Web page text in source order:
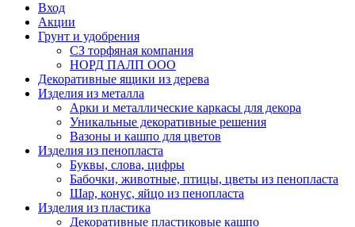
Вход
Акции
Грунт и удобрения
СЗ торфяная компания
НОРД ПАЛП ООО
Декоративные ящики из дерева
Изделия из металла
Арки и металлические каркасы для декора
Уникальные декоративные решения
Вазоны и кашпо для цветов
Изделия из пенопласта
Буквы, слова, цифры
Бабочки, животные, птицы, цветы из пенопласта
Шар, конус, яйцо из пенопласта
Изделия из пластика
Декоративные пластиковые кашпо